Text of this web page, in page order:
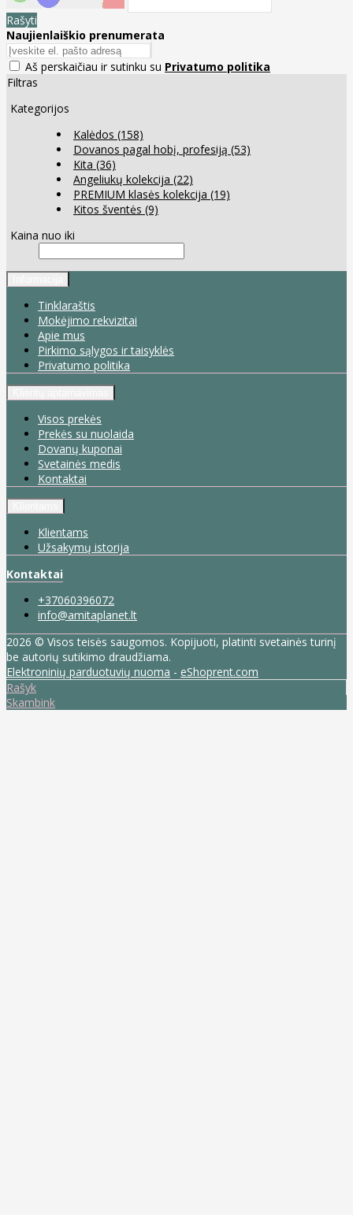
Rašyti
Naujienlaiškio prenumerata
Aš perskaičiau ir sutinku su Privatumo politika
Filtras
Kategorijos
Kalėdos (158)
Dovanos pagal hobį, profesiją (53)
Kita (36)
Angeliukų kolekcija (22)
PREMIUM klasės kolekcija (19)
Kitos šventės (9)
Kaina nuo iki
Tinklaraštis
Mokėjimo rekvizitai
Apie mus
Pirkimo sąlygos ir taisyklės
Privatumo politika
Visos prekės
Prekės su nuolaida
Dovanų kuponai
Svetainės medis
Kontaktai
Klientams
Užsakymų istorija
Kontaktai
+37060396072
info@amitaplanet.lt
2026 © Visos teisės saugomos. Kopijuoti, platinti svetainės turinį
be autorių sutikimo draudžiama.
Elektroninių parduotuvių nuoma - eShoprent.com
Rašyk
Skambink